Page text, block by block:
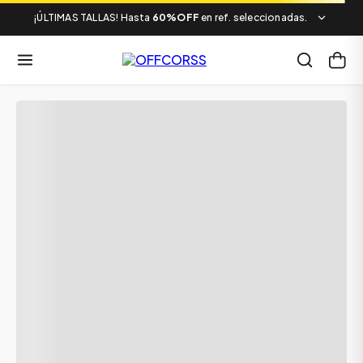
¡ÚLTIMAS TALLAS! Hasta 60%OFF en ref. seleccionadas.